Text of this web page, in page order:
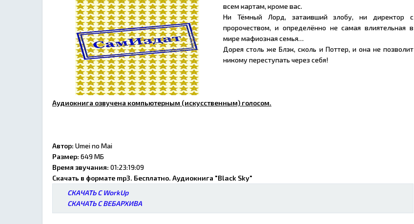
всем картам, кроме вас.
Ни Тёмный Лорд, затаивший злобу, ни директор с
пророчеством, и определённо не самая влиятельная в
мире мафиозная семья…
Дорея столь же Блэк, сколь и Поттер, и она не позволит
никому переступать через себя!
Аудиокнига озвучена компьютерным (искусственным) голосом.
Автор: Umei no Mai
Размер: 649 МБ
Время звучания: 01:23:19:09
Скачать в формате mp3. Бесплатно. Аудиокнига "Black Sky"
СКАЧАТЬ С WorkUp
СКАЧАТЬ С ВЕБАРХИВА